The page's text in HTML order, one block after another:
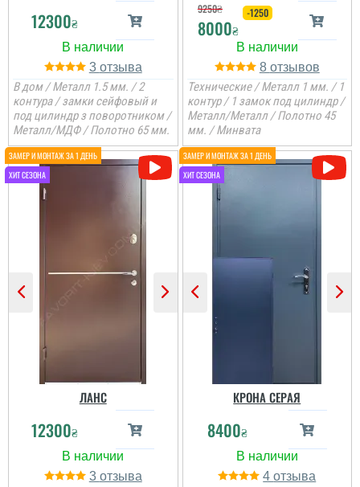
12300₴
3
В дом / Металл 1.5 мм. / 2
контура / замки сейфовый и
под цилиндр з поворотником /
Металл/МДФ / Полотно 65 мм.
9250₴
8000₴
-1250
8
Технические / Металл 1 мм. / 1
контур / 1 замок под цилиндр /
Металл/Металл / Полотно 45
мм. / Минвата
ЛАНС
12300₴
3
КРОНА СЕРАЯ
8400₴
4